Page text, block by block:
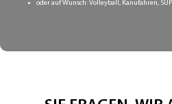
oder auf Wunsch: Volleyball, Kanufahren,